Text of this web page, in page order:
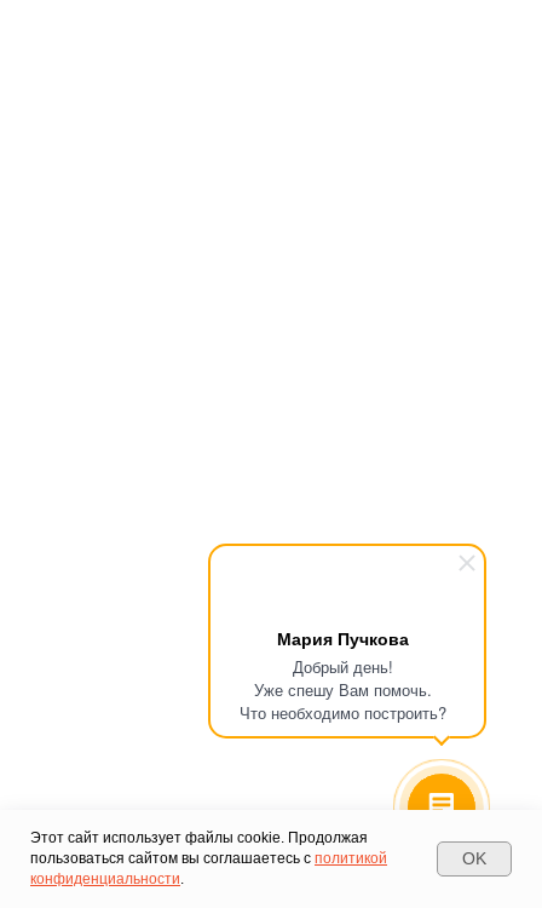
Мария Пучкова
Добрый день!
Уже спешу Вам помочь.
Что необходимо построить?
Этот сайт использует файлы cookie. Продолжая
пользоваться сайтом вы соглашаетесь с политикой
конфиденциальности.
OK